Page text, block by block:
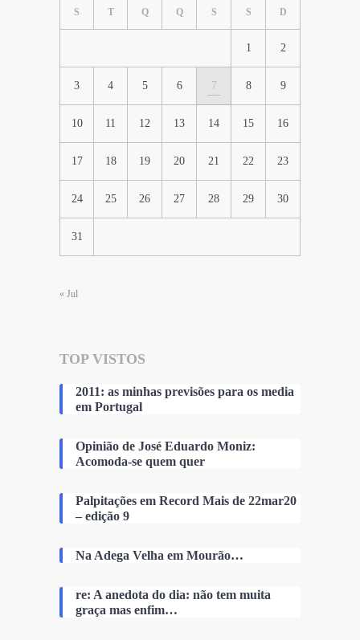
S T Q Q S S D
1 2
3 4 5 6 7 8 9
10 11 12 13 14 15 16
17 18 19 20 21 22 23
24 25 26 27 28 29 30
31
« Jul
TOP VISTOS
2011: as minhas previsões para os media
em Portugal
Opinião de José Eduardo Moniz:
Acomoda-se quem quer
Palpitações em Record Mais de 22mar20
– edição 9
Na Adega Velha em Mourão…
re: A anedota do dia: não tem muita
graça mas enfim…